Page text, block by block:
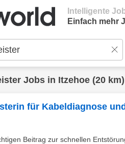
Intelligente
Einfach mehr
Jobs in Itzehoe (20
für Kabeldiagnose
Beitrag zur schnellen